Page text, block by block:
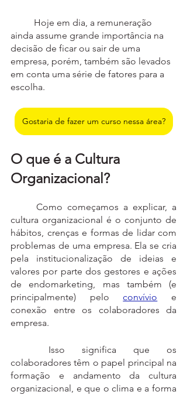
ainda assume grande importância na
decisão de ficar ou sair de uma
empresa, porém, também são levados
em conta uma série de fatores para a
escolha.
Gostaria de fazer um curso nessa área?
O que é a Cultura
Organizacional?
cultura organizacional é o conjunto de
hábitos, crenças e formas de lidar com
problemas de uma empresa. Ela se cria
pela institucionalização de ideias e
valores por parte dos gestores e ações
de endomarketing, mas também (e
principalmente) pelo convívio e
conexão entre os colaboradores da
empresa.
colaboradores têm o papel principal na
formação e andamento da cultura
organizacional, e que o clima e a forma